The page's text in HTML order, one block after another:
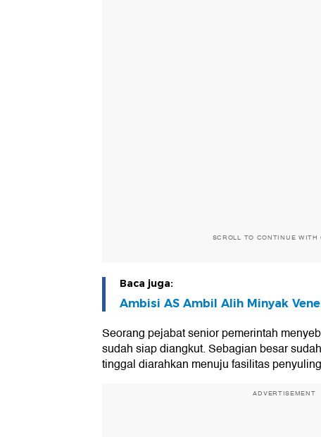
SCROLL TO CONTINUE WITH
Baca juga:
Ambisi AS Ambil Alih Minyak
Seorang pejabat senior pemerintah
sudah siap diangkut. Sebagian besar
tinggal diarahkan menuju fasilitas
ADVERTISEMENT